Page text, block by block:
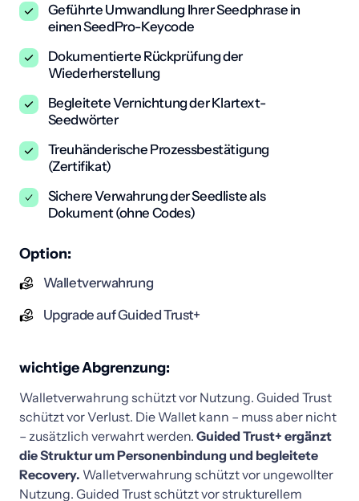
Geführte Umwandlung Ihrer Seedphrase in
einen SeedPro-Keycode
Dokumentierte Rückprüfung der
Wiederherstellung
Begleitete Vernichtung der Klartext-
Seedwörter
Treuhänderische Prozessbestätigung
(Zertifikat)
Sichere Verwahrung der Seedliste als
Dokument (ohne Codes)
Option:
Walletverwahrung
Upgrade auf Guided Trust+
wichtige Abgrenzung:
Walletverwahrung schützt vor Nutzung. Guided
schützt vor Verlust. Die Wallet kann – muss aber
– zusätzlich verwahrt werden. Guided Trust+
die Struktur um Personenbindung und
Recovery. Walletverwahrung schützt vor
Nutzung. Guided Trust schützt vor